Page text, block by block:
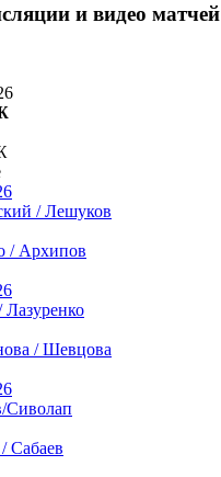
и видео матчей
/ Лешуков
/ Архипов
Лазуренко
/ Шевцова
Сабаев